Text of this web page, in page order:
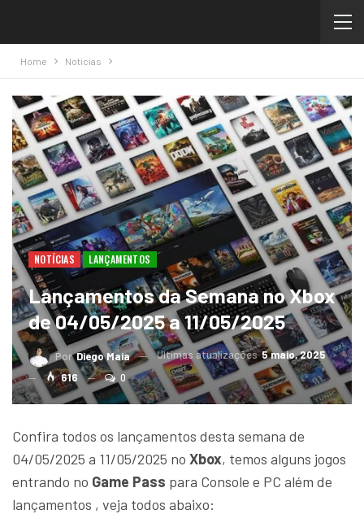
Home Notícias
NOTÍCIAS LANÇAMENTOS
Lançamentos da Semana no Xbox
de 04/05/2025 a 11/05/2025
PorDiego Maia Ultimas atualizações5 maio, 2025
616
0
Confira todos os lançamentos desta semana de
04/05/2025 a 11/05/2025 no Xbox, temos alguns jogos
entrando no Game Pass para Console e PC além de
lançamentos , veja todos abaixo: